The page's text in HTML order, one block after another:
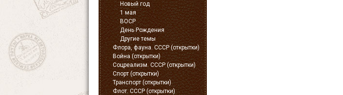
Новый год
1 мая
ВОСР
День Рождения
Другие темы
Флора, фауна. СССР (открытки)
Война (открытки)
Соцреализм. СССР (открытки)
Спорт (открытки)
Транспорт (открытки)
Флот. СССР (открытки)